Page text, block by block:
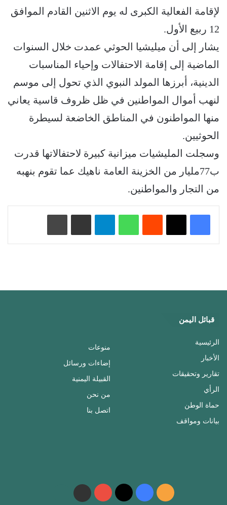
لإقامة الفعالية الكبرى له يوم الاثنين القادم الموافق
12 ربيع الأول.
يشار إلى أن ميليشيا الحوثي عمدت خلال السنوات
الماضية إلى إقامة الاحتفالات وإحياء المناسبات
الدينية، أبرزها المولد النبوي الذي تحول إلى موسم
لنهب أموال المواطنين في ظل ظروف قاسية يعاني
منها المواطنون في المناطق الخاضعة لسيطرة
الحوثيين.
وسجلت المليشيات ميزانية كبيرة لاحتفالاتها قدرت
ب77مليار من الخزينة العامة ناهيك عما تقوم بنهبه
من التجار والمواطنين.
واتساب تيلقرام
قبائل اليمن
الرئيسية
الأخبار
تقارير وتحقيقات
الرأي
حماة الوطن
بيانات ومواقف
منوعات
إضاءات ورسائل
القبيلة اليمنية
من نحن
اتصل بنا
ملخص فيسبوك ‫X
‫YouTubeواتساب